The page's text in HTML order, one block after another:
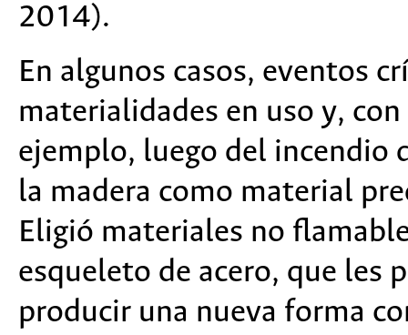
2014).
En algunos casos, eventos
materialidades en uso y,
ejemplo, luego del incendio
la madera como material
Eligió materiales no
esqueleto de acero, que les
producir una nueva forma